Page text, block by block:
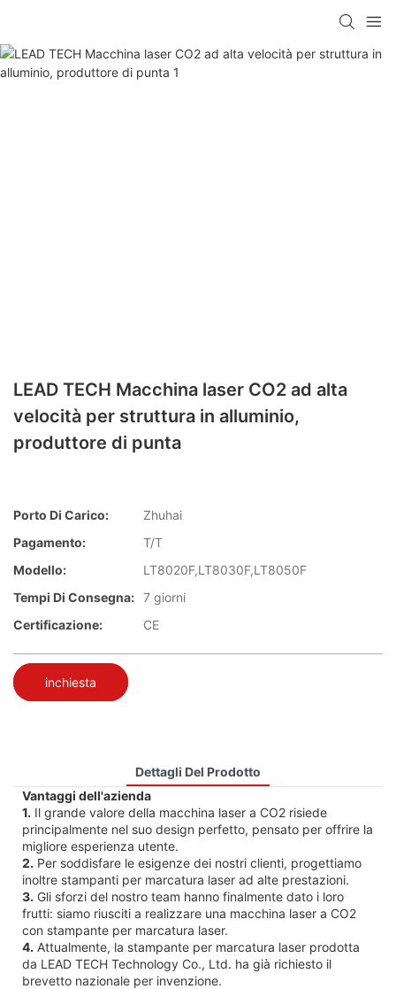
LEAD TECH Macchina laser CO2 ad alta
velocità per struttura in alluminio,
produttore di punta
Porto Di Carico:
Zhuhai
Pagamento:
T/T
Modello:
LT8020F,LT8030F,LT8050F
Tempi Di Consegna: 7 giorni
Certificazione:
CE
inchiesta
Dettagli Del Prodotto
Vantaggi dell'azienda
1. Il grande valore della macchina laser a CO2 risiede
principalmente nel suo design perfetto, pensato per offrire la
migliore esperienza utente.
2. Per soddisfare le esigenze dei nostri clienti, progettiamo
inoltre stampanti per marcatura laser ad alte prestazioni.
3. Gli sforzi del nostro team hanno finalmente dato i loro
frutti: siamo riusciti a realizzare una macchina laser a CO2
con stampante per marcatura laser.
4. Attualmente, la stampante per marcatura laser prodotta
da LEAD TECH Technology Co., Ltd. ha già richiesto il
brevetto nazionale per invenzione.